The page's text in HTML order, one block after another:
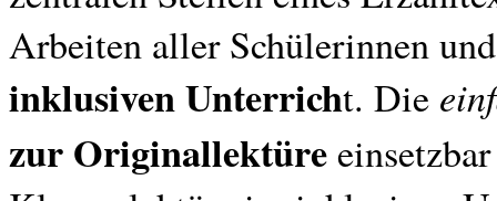
Arbeiten aller Schülerinnen
inklusiven Unterricht. Die
zur Originallektüre